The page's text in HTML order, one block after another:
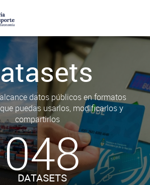
datos públicos en formatos
puedas usarlos, modificarlos y
compartirlos
048
DATASETS